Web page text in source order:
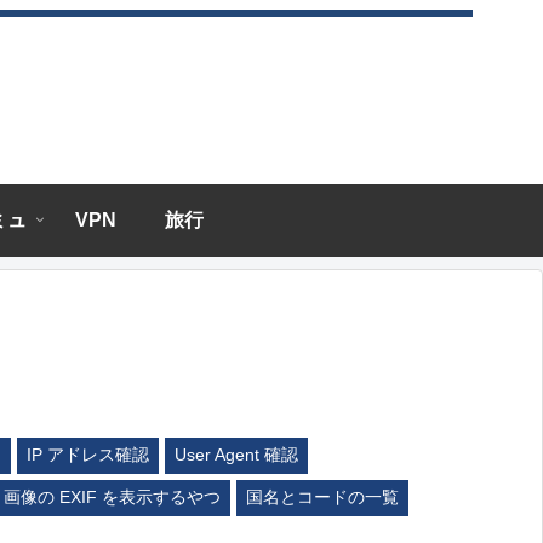
ュ VPN 旅行
IP アドレス確認 User Agent 確認
画像の EXIF を表示するやつ 国名とコードの一覧